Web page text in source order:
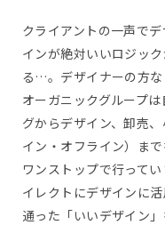
クライアントの一声で
インが絶対いいロジッ
る…。デザイナーの方な
オーガニックグループ
グからデザイン、卸売
イン・オフライン）ま
ワンストップで行って
イレクトにデザインに
通った「いいデザイン